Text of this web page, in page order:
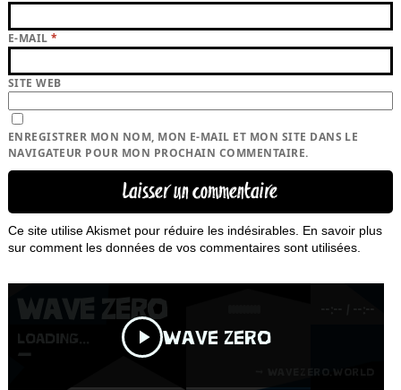
E-MAIL*
SITE WEB
ENREGISTRER MON NOM, MON E-MAIL ET MON SITE DANS LE
NAVIGATEUR POUR MON PROCHAIN COMMENTAIRE.
Ce site utilise Akismet pour réduire les indésirables. En savoir plus
sur comment les données de vos commentaires sont utilisées.